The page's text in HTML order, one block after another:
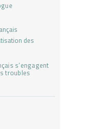
s’engagent
troubles